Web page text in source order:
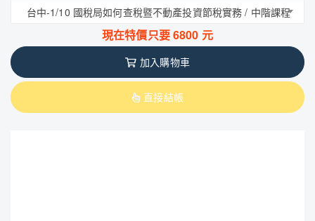
台中-1/10 國稅局如何查稅暨不動產投資節稅實務 / 中階課程
現在特價只要6800 元
加入購物車
直接結帳